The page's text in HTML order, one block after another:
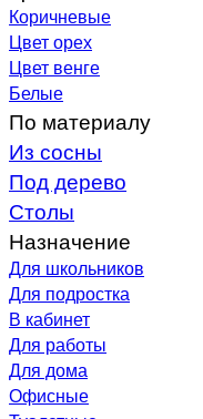
Коричневые
Цвет орех
Цвет венге
Белые
По материалу
Из сосны
Под дерево
Столы
Назначение
Для школьников
Для подростка
В кабинет
Для работы
Для дома
Офисные